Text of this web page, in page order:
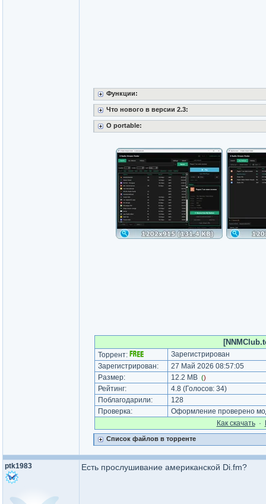
Функции:
Что нового в версии 2.3:
O portable:
Торрент:
Зарегистрирован
Зарегистрирован:
27 Май 2026 08:57:05
Размер:
12.2 MB ()
Рейтинг: 4.8 (Голосов: 34)
Поблагодарили:
128
Проверка:
Оформление проверено
Как cкачать·
Список файлов в торренте
ptk1983 Есть прослушивание американской Di.fm?